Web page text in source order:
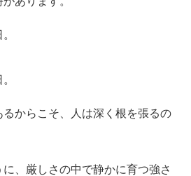
からこそ、人は深く根を張るの
、厳しさの中で静かに育つ強さ